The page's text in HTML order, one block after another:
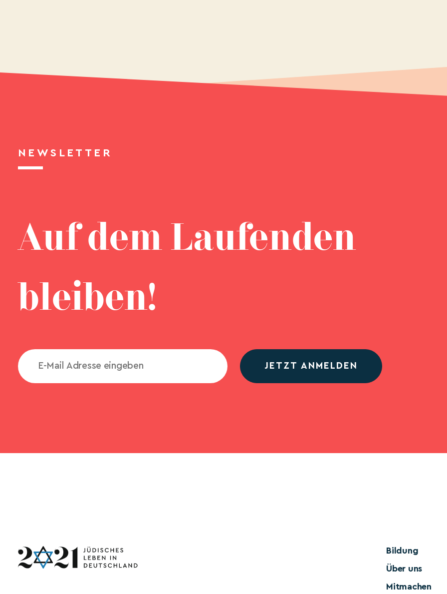
NEWSLETTER
Auf dem Laufenden
bleiben!
JETZT ANMELDEN
Bildung
Über uns
Mitmachen